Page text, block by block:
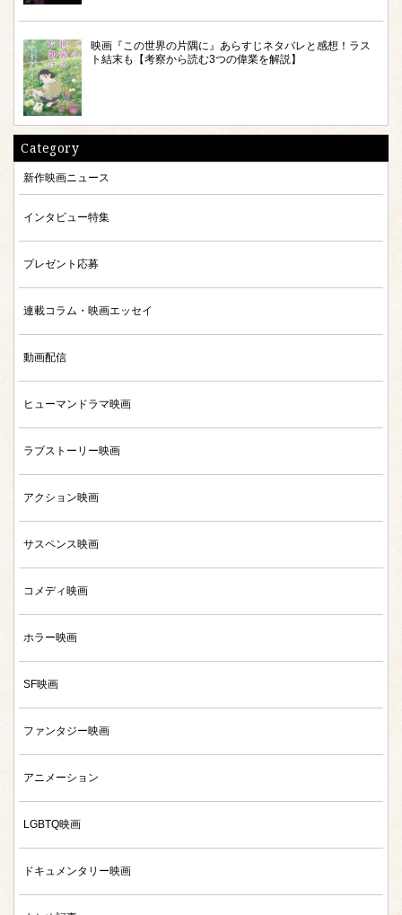
映画『この世界の片隅に』あらすじネタバレと感想！ラス
ト結末も【考察から読む3つの偉業を解説】
Category
新作映画ニュース
インタビュー特集
プレゼント応募
連載コラム・映画エッセイ
動画配信
ヒューマンドラマ映画
ラブストーリー映画
アクション映画
サスペンス映画
コメディ映画
ホラー映画
SF映画
ファンタジー映画
アニメーション
LGBTQ映画
ドキュメンタリー映画